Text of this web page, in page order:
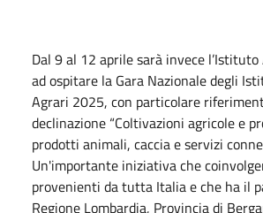
Dal 9 al 12 aprile sarà invece
ad ospitare la Gara Nazionale degli
Agrari 2025, con particolare
declinazione “Coltivazioni agricole e
prodotti animali, caccia e servizi
Un'importante iniziativa che
provenienti da tutta Italia e che ha il
Regione Lombardia, Provincia di